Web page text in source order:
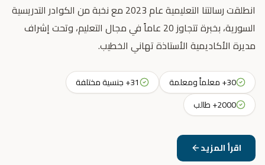
انطلقت رسالتنا التعليمية عام 2023 مع نخبة من الكوادر التدريسية
السورية، بخبرة تتجاوز 20 عاماً في مجال التعليم، وتحت إشراف
مديرة الأكاديمية الأستاذة تهاني الخطيب.
30+ معلماً ومعلمة
31+ جنسية مختلفة
2000+ طالب
اقرأ المزيد